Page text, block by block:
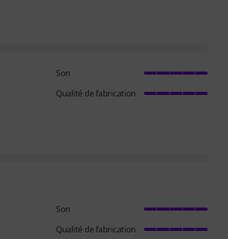
Son
Qualité de fabrication
Son
Qualité de fabrication